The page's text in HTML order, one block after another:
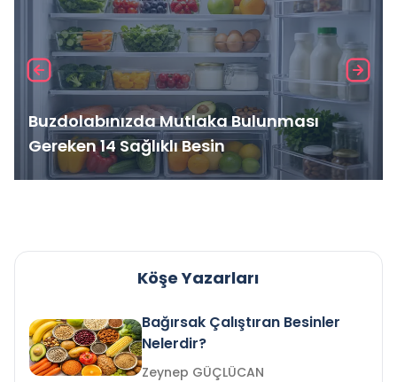
Buzdolabınızda Mutlaka Bulunması
Gereken 14 Sağlıklı Besin
Köşe Yazarları
Bağırsak Çalıştıran Besinler
Nelerdir?
Zeynep GÜÇLÜCAN